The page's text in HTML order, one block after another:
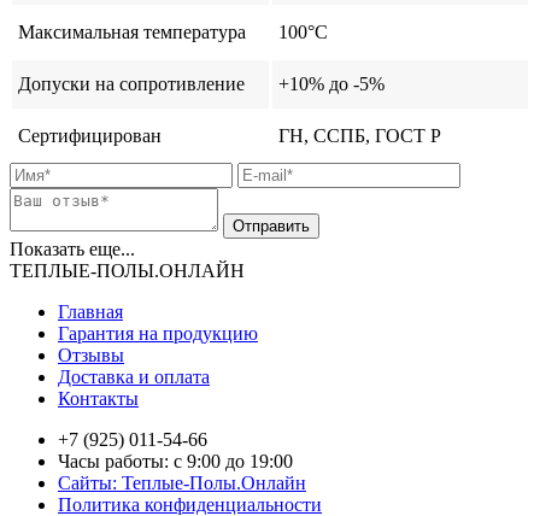
Максимальная температура 100°C
Допуски на сопротивление +10% до -5%
Сертифицирован ГН, ССПБ, ГОСТ Р
Показать еще...
ТЕПЛЫЕ-ПОЛЫ.ОНЛАЙН
Главная
Гарантия на продукцию
Отзывы
Доставка и оплата
Контакты
+7 (925) 011-54-66
Часы работы: с 9:00 до 19:00
Сайты: Теплые-Полы.Онлайн
Политика конфиденциальности